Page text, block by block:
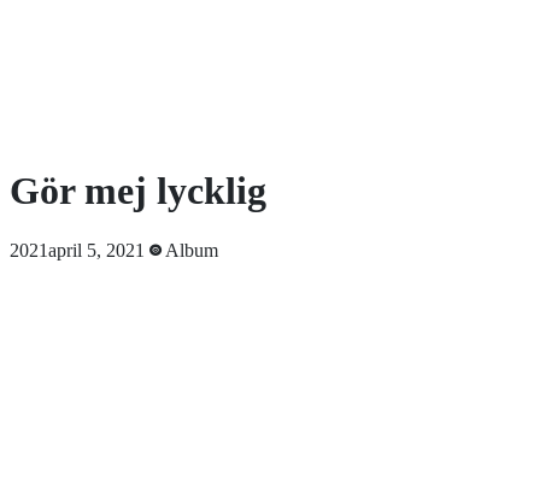
Gör mej lycklig
2021april 5, 2021 Album